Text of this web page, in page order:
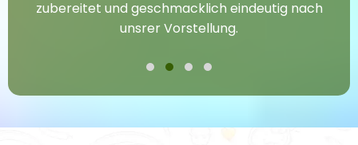
zubereitet und geschmacklich eindeutig nach
unsrer Vorstellung.